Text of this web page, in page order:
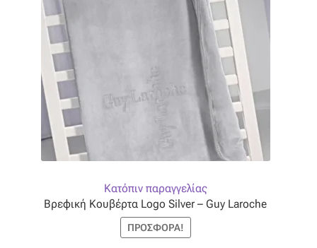
Κατόπιν παραγγελίας
Βρεφική Κουβέρτα Logo Silver – Guy Laroche
ΠΡΟΣΦΟΡΆ!